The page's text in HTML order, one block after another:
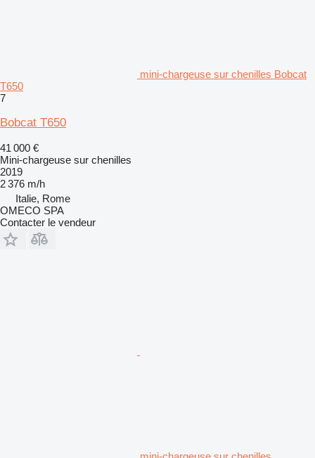
mini-chargeuse sur chenilles Bobcat
T650
7
Bobcat T650
41 000 €
Mini-chargeuse sur chenilles
2019
2 376 m/h
Italie, Rome
OMECO SPA
Contacter le vendeur